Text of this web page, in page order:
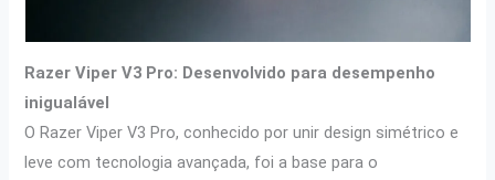
Razer Viper V3 Pro: Desenvolvido para desempenho
inigualável
O Razer Viper V3 Pro, conhecido por unir design simétrico e
leve com tecnologia avançada, foi a base para o